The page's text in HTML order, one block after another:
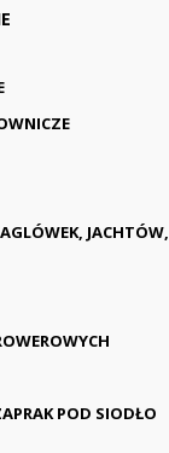
JACHTÓW,
POD SIODŁO